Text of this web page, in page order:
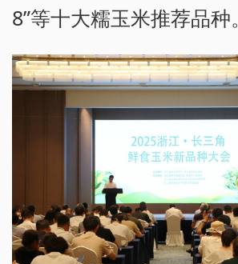
8”等十大糯玉米推荐品种。